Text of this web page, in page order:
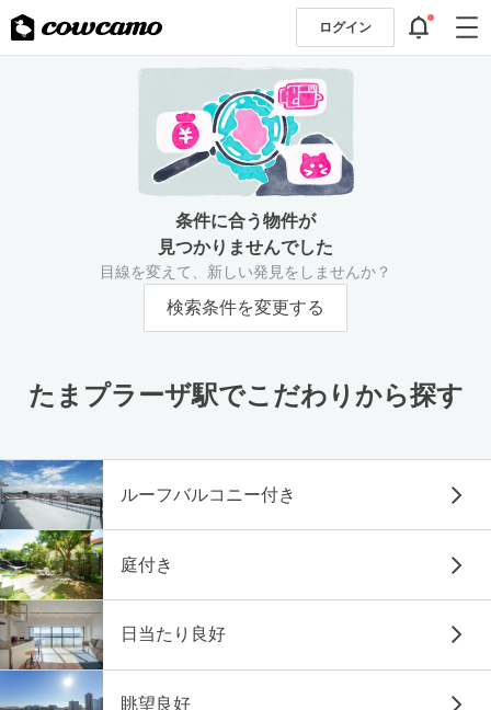
ログイン
条件に合う物件が
見つかりませんでした
目線を変えて、新しい発見をしませんか？
検索条件を変更する
たまプラーザ駅でこだわりから探す
ルーフバルコニー付き
庭付き
日当たり良好
眺望良好